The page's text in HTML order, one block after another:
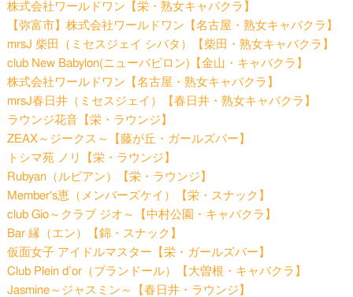
株式会社ワールドワン【栄・熟女キャバクラ】
【弥富市】株式会社ワールドワン【名古屋・熟女キャバクラ】
mrsJ 柴田（ミセスジェイ シバタ）【柴田・熟女キャバクラ】
club New Babylon(ニューバビロン)【金山・キャバクラ】
株式会社ワールドワン【名古屋・熟女キャバクラ】
mrsJ春日井（ミセスジェイ）【春日井・熟女キャバクラ】
ラウンジ花音【栄・ラウンジ】
ZEAX～ジークス～【藤が丘・ガールズバー】
トシマ苑 ノリ【栄・ラウンジ】
Rubyan（ルビアン）【栄・ラウンジ】
Member's恵（メンバーズケイ）【栄・スナック】
club Gio～クラブ ジオ～【中村公園・キャバクラ】
Bar 縁（エン）【錦・スナック】
仮面女子 アイドルマスター【栄・ガールズバー】
Club Plein d’or（プランドール）【大曽根・キャバクラ】
Jasmine～ジャスミン～【春日井・ラウンジ】